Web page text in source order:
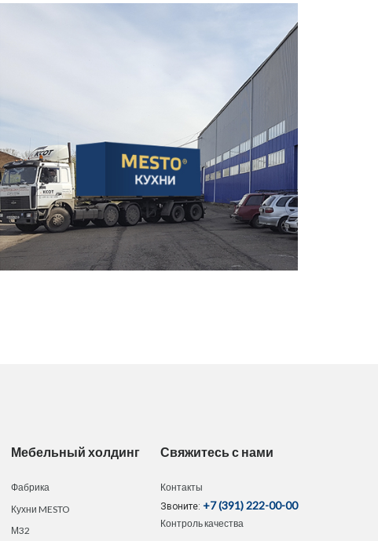
Мебельный холдинг
Фабрика
Кухни MESTO
М32
Свяжитесь с нами
Контакты
Звоните: +7 (391) 222-00-00
Контроль качества